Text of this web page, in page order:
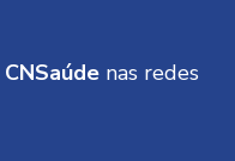
CNSaúdenas redes